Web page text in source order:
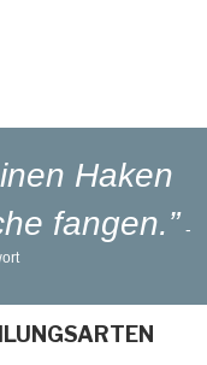
Haken
fangen.” -